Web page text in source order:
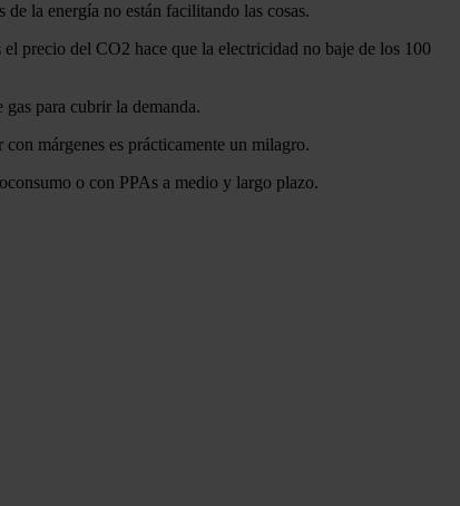
la energía no están facilitando las cosas.
precio del CO2 hace que la electricidad no baje de los 100
para cubrir la demanda.
márgenes es prácticamente un milagro.
o con PPAs a medio y largo plazo.